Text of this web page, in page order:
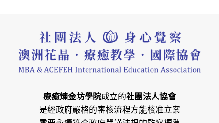
療癒煉金坊學院成立的社團法人協會
是經政府嚴格的審核流程方能核准立案